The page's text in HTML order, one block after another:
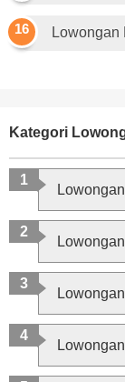
Lowongan
Kategori